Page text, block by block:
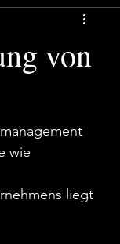
von
wie
liegt